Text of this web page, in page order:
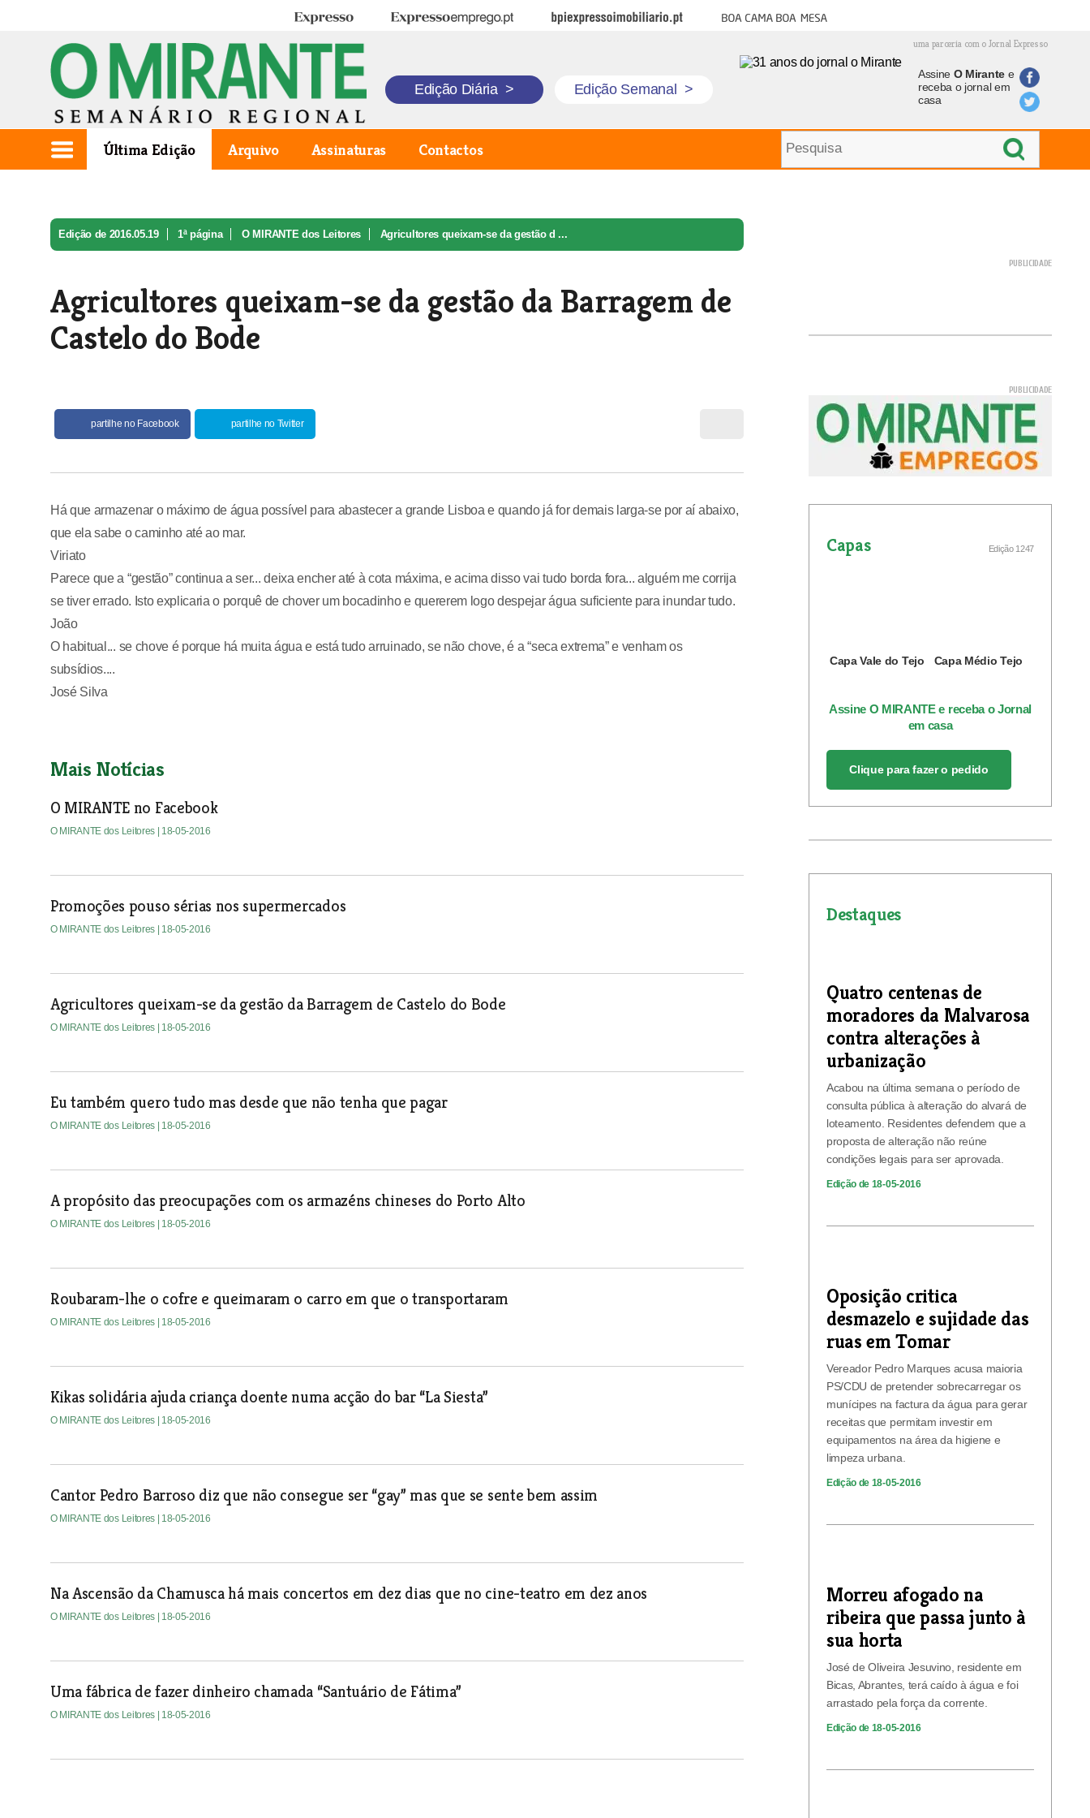
Expresso Expresso Emprego BPI Expresso Imobiliário Boa cama boa mesa
uma parceria com o Jornal Expresso
Edição Diária > Edição Semanal >
Assine O Mirantee
receba o jornal em
casa
Última Edição Arquivo Assinaturas Contactos
Edição de 2016.05.19 1ª página O MIRANTE dos Leitores Agricultores queixam-se da gestão d ...
Agricultores queixam-se da gestão da Barragem de
Castelo do Bode
partilhe no Facebook partilhe no Twitter
Há que armazenar o máximo de água possível para abastecer a grande Lisboa e quando já for demais larga-se por aí abaixo,
que ela sabe o caminho até ao mar.
Viriato
Parece que a “gestão” continua a ser... deixa encher até à cota máxima, e acima disso vai tudo borda fora... alguém me corrija
se tiver errado. Isto explicaria o porquê de chover um bocadinho e quererem logo despejar água suficiente para inundar tudo.
João
O habitual... se chove é porque há muita água e está tudo arruinado, se não chove, é a “seca extrema” e venham os
subsídios....
José Silva
Mais Notícias
O MIRANTE no Facebook
O MIRANTE dos Leitores | 18-05-2016
Promoções pouso sérias nos supermercados
O MIRANTE dos Leitores | 18-05-2016
Agricultores queixam-se da gestão da Barragem de Castelo do Bode
O MIRANTE dos Leitores | 18-05-2016
Eu também quero tudo mas desde que não tenha que pagar
O MIRANTE dos Leitores | 18-05-2016
A propósito das preocupações com os armazéns chineses do Porto Alto
O MIRANTE dos Leitores | 18-05-2016
Roubaram-lhe o cofre e queimaram o carro em que o transportaram
O MIRANTE dos Leitores | 18-05-2016
Kikas solidária ajuda criança doente numa acção do bar “La Siesta”
O MIRANTE dos Leitores | 18-05-2016
Cantor Pedro Barroso diz que não consegue ser “gay” mas que se sente bem assim
O MIRANTE dos Leitores | 18-05-2016
Na Ascensão da Chamusca há mais concertos em dez dias que no cine-teatro em dez anos
O MIRANTE dos Leitores | 18-05-2016
Uma fábrica de fazer dinheiro chamada “Santuário de Fátima”
O MIRANTE dos Leitores | 18-05-2016
Capas Edição 1247
Capa Vale do Tejo Capa Médio Tejo
Assine O MIRANTE e receba o Jornal
em casa
Clique para fazer o pedido
Destaques
Quatro centenas de
moradores da Malvarosa
contra alterações à
urbanização
Acabou na última semana o período de
consulta pública à alteração do alvará de
loteamento. Residentes defendem que a
proposta de alteração não reúne
condições legais para ser aprovada.
Edição de 18-05-2016
Oposição critica
desmazelo e sujidade das
ruas em Tomar
Vereador Pedro Marques acusa maioria
PS/CDU de pretender sobrecarregar os
munícipes na factura da água para gerar
receitas que permitam investir em
equipamentos na área da higiene e
limpeza urbana.
Edição de 18-05-2016
Morreu afogado na
ribeira que passa junto à
sua horta
José de Oliveira Jesuvino, residente em
Bicas, Abrantes, terá caído à água e foi
arrastado pela força da corrente.
Edição de 18-05-2016